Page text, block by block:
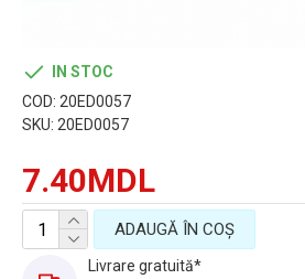
7.40MDL
IN STOC
COD: 20ED0057
SKU: 20ED0057
ADAUGĂ ÎN COŞ
Livrare gratuită*